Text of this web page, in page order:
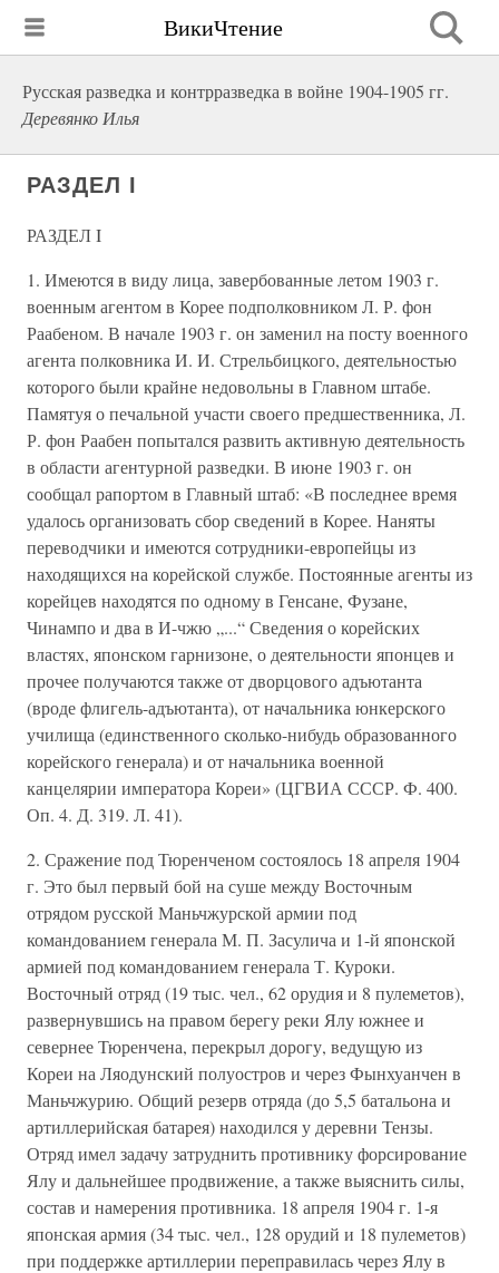
ВикиЧтение
Русская разведка и контрразведка в войне 1904-1905 гг.
Деревянко Илья
РАЗДЕЛ I
РАЗДЕЛ I
1. Имеются в виду лица, завербованные летом 1903 г.
военным агентом в Корее подполковником Л. Р. фон
Раабеном. В начале 1903 г. он заменил на посту военного
агента полковника И. И. Стрельбицкого, деятельностью
которого были крайне недовольны в Главном штабе.
Памятуя о печальной участи своего предшественника, Л.
Р. фон Раабен попытался развить активную деятельность
в области агентурной разведки. В июне 1903 г. он
сообщал рапортом в Главный штаб: «В последнее время
удалось организовать сбор сведений в Корее. Наняты
переводчики и имеются сотрудники-европейцы из
находящихся на корейской службе. Постоянные агенты из
корейцев находятся по одному в Генсане, Фузане,
Чинампо и два в И-чжю „...“ Сведения о корейских
властях, японском гарнизоне, о деятельности японцев и
прочее получаются также от дворцового адъютанта
(вроде флигель-адъютанта), от начальника юнкерского
училища (единственного сколько-нибудь образованного
корейского генерала) и от начальника военной
канцелярии императора Кореи» (ЦГВИА СССР. Ф. 400.
Оп. 4. Д. 319. Л. 41).
2. Сражение под Тюренченом состоялось 18 апреля 1904
г. Это был первый бой на суше между Восточным
отрядом русской Маньчжурской армии под
командованием генерала М. П. Засулича и 1-й японской
армией под командованием генерала Т. Куроки.
Восточный отряд (19 тыс. чел., 62 орудия и 8 пулеметов),
развернувшись на правом берегу реки Ялу южнее и
севернее Тюренчена, перекрыл дорогу, ведущую из
Кореи на Ляодунский полуостров и через Фынхуанчен в
Маньчжурию. Общий резерв отряда (до 5,5 батальона и
артиллерийская батарея) находился у деревни Тензы.
Отряд имел задачу затруднить противнику форсирование
Ялу и дальнейшее продвижение, а также выяснить силы,
состав и намерения противника. 18 апреля 1904 г. 1-я
японская армия (34 тыс. чел., 128 орудий и 18 пулеметов)
при поддержке артиллерии переправилась через Ялу в